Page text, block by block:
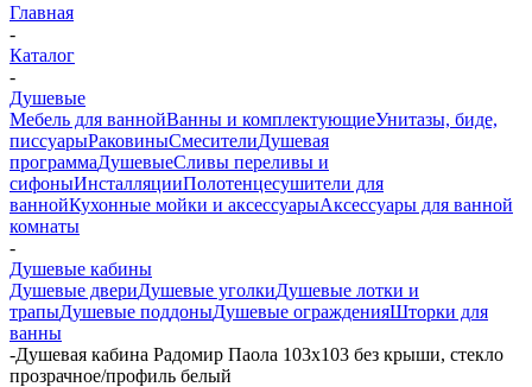
Главная
-
Каталог
-
Душевые
Мебель для ваннойВанны и комплектующиеУнитазы, биде,
писсуарыРаковиныСмесителиДушевая
программаДушевыеСливы переливы и
сифоныИнсталляцииПолотенцесушители для
ваннойКухонные мойки и аксессуарыАксессуары для ванной
комнаты
-
Душевые кабины
Душевые двериДушевые уголкиДушевые лотки и
трапыДушевые поддоныДушевые огражденияШторки для
ванны
-Душевая кабина Радомир Паола 103х103 без крыши, стекло
прозрачное/профиль белый